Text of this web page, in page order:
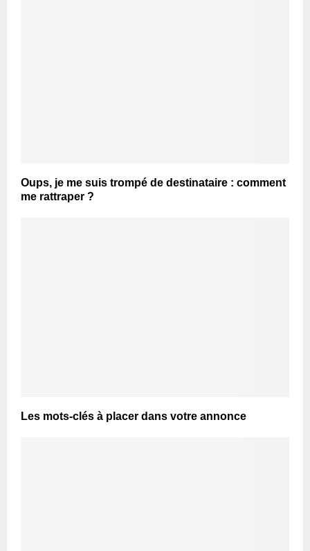
Oups, je me suis trompé de destinataire : comment
me rattraper ?
Les mots-clés à placer dans votre annonce